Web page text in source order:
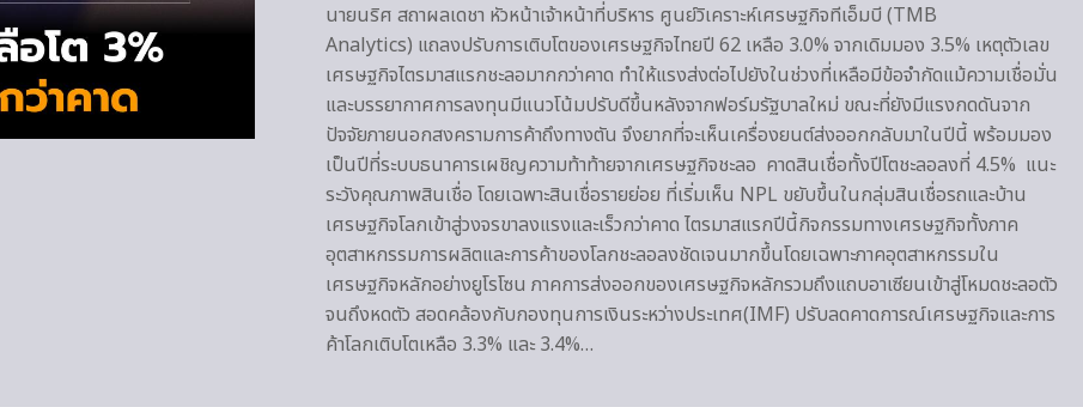
นายนริศ สถาผลเดชา หัวหน้าเจ้าหน้าที่บริหาร ศูนย์วิเคราะห์เศรษฐกิจทีเอ็มบี (TMB
Analytics) แถลงปรับการเติบโตของเศรษฐกิจไทยปี 62 เหลือ 3.0% จากเดิมมอง 3.5% เหตุตัวเลข
เศรษฐกิจไตรมาสแรกชะลอมากกว่าคาด ทำให้แรงส่งต่อไปยังในช่วงที่เหลือมีข้อจำกัดแม้ความเชื่อมั่น
และบรรยากาศการลงทุนมีแนวโน้มปรับดีขึ้นหลังจากฟอร์มรัฐบาลใหม่ ขณะที่ยังมีแรงกดดันจาก
ปัจจัยภายนอกสงครามการค้าถึงทางตัน จึงยากที่จะเห็นเครื่องยนต์ส่งออกกลับมาในปีนี้ พร้อมมอง
เป็นปีที่ระบบธนาคารเผชิญความท้าท้ายจากเศรษฐกิจชะลอ คาดสินเชื่อทั้งปีโตชะลอลงที่ 4.5% แนะ
ระวังคุณภาพสินเชื่อ โดยเฉพาะสินเชื่อรายย่อย ที่เริ่มเห็น NPL ขยับขึ้นในกลุ่มสินเชื่อรถและบ้าน
เศรษฐกิจโลกเข้าสู่วงจรขาลงแรงและเร็วกว่าคาด ไตรมาสแรกปีนี้กิจกรรมทางเศรษฐกิจทั้งภาค
อุตสาหกรรมการผลิตและการค้าของโลกชะลอลงชัดเจนมากขึ้นโดยเฉพาะภาคอุตสาหกรรมใน
เศรษฐกิจหลักอย่างยูโรโซน ภาคการส่งออกของเศรษฐกิจหลักรวมถึงแถบอาเซียนเข้าสู่โหมดชะลอตัว
จนถึงหดตัว สอดคล้องกับกองทุนการเงินระหว่างประเทศ(IMF) ปรับลดคาดการณ์เศรษฐกิจและการ
ค้าโลกเติบโตเหลือ 3.3% และ 3.4%…